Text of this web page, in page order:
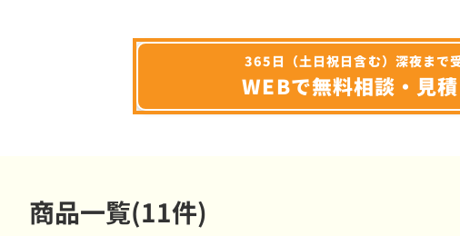
365日（土日祝日含む）深夜まで
WEBで無料相談・見
商品一覧(11件)